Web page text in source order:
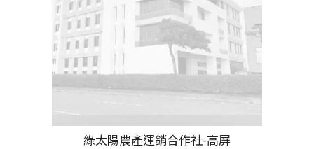
綠太陽農產運銷合作社-高屏